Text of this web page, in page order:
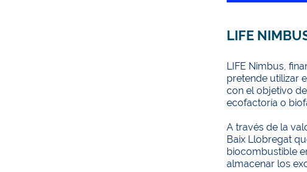
LIFE
LIFE Nimbus,
pretende utilizar
con el objetivo
ecofactoría o
A través de la
Baix Llobregat
biocombustible
almacenar los